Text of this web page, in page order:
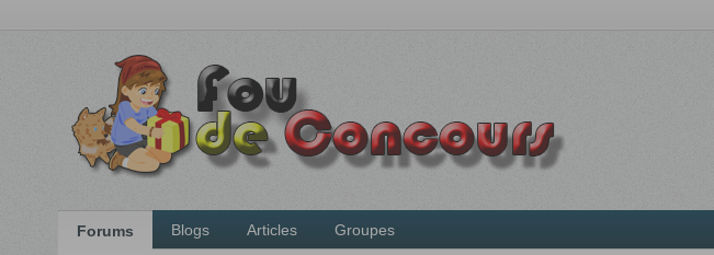
Forums Blogs Articles Groupes